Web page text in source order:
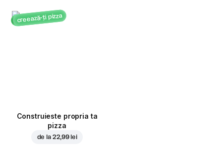
creează-ți pizza
Construieste propria ta
pizza
de la 22,99 lei